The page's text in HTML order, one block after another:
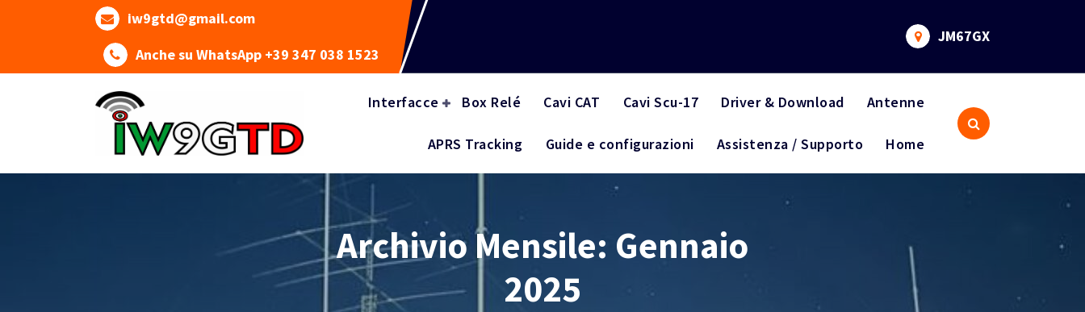
iw9gtd@gmail.com
Anche su WhatsApp +39 347 038 1523
JM67GX
Interfacce Box Relé Cavi CAT Cavi Scu-17 Driver & Download Antenne
APRS Tracking Guide e configurazioni Assistenza / Supporto Home
Archivio Mensile: Gennaio
2025